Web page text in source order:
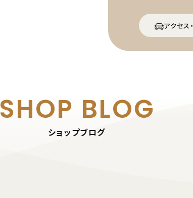
アクセス
SHOP BLOG
ショップブログ